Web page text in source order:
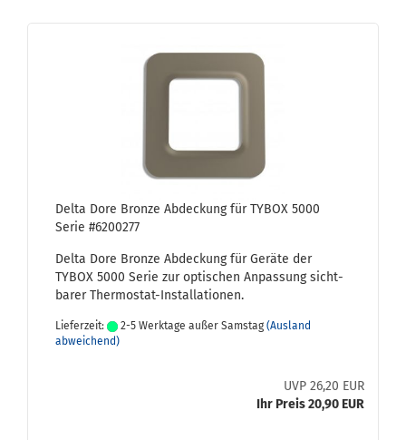
Delta Dore Bron­ze Ab­de­ckung für TYBOX 5000
Serie #6200277
Delta Dore Bron­ze Ab­de­ckung für Ge­rä­te der
TYBOX 5000 Serie zur op­ti­schen An­pas­sung sicht­
ba­rer Thermostat-​Installationen.
Lieferzeit: 2-5 Werktage außer Samstag (Ausland
abweichend)
UVP 26,20 EUR
Ihr Preis 20,90 EUR